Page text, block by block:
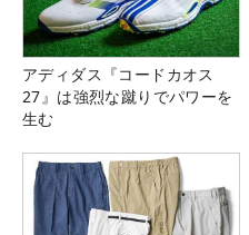
アディダス『コードカオス
27』は強烈な蹴りでパワーを
生む